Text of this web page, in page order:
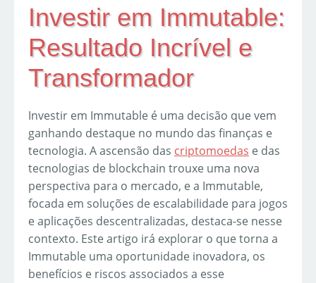
Investir em Immutable:
Resultado Incrível e
Transformador
Investir em Immutable é uma decisão que vem
ganhando destaque no mundo das finanças e
tecnologia. A ascensão das criptomoedas e das
tecnologias de blockchain trouxe uma nova
perspectiva para o mercado, e a Immutable,
focada em soluções de escalabilidade para jogos
e aplicações descentralizadas, destaca-se nesse
contexto. Este artigo irá explorar o que torna a
Immutable uma oportunidade inovadora, os
benefícios e riscos associados a esse